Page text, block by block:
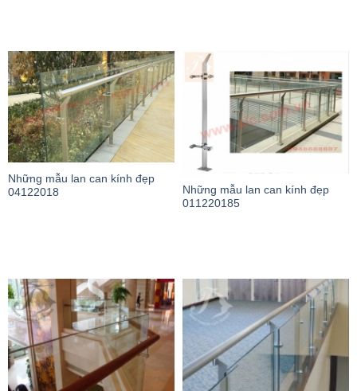
Những mẫu lan can kính đẹp
04122018
Những mẫu lan can kính đẹp
011220185